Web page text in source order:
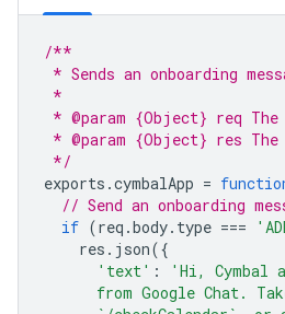
/**
* Sends an onboarding
*
* @param {Object} req
* @param {Object} res
*/
exports .cymbalApp =
// Send an onboarding
if (req .body. type ===
res . json({
'text' :
'Hi, Cymbal
from Google Chat.